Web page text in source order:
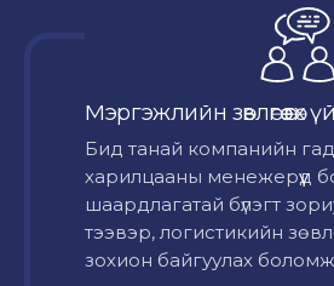
Мэргэжлийн зөвлөгөө өгөх
Бид танай компанийн
харилцааны менежерүүд
шаардлагатай бүлэгт
тээвэр, логистикийн
зохион байгуулах